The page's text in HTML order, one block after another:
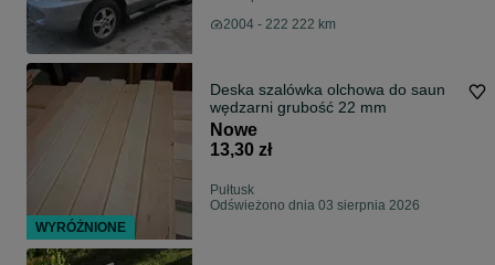
2004 - 222 222 km
Deska szalówka olchowa do saun
wędzarni grubość 22 mm
Nowe
13,30 zł
Pułtusk
Odświeżono dnia 03 sierpnia 2026
WYRÓŻNIONE